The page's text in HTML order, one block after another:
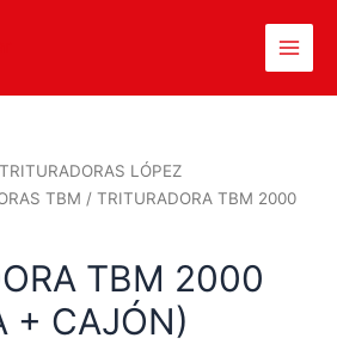
TRITURADORAS LÓPEZ
TBM / TRITURADORA TBM 2000
TBM 2000
+ CAJÓN)